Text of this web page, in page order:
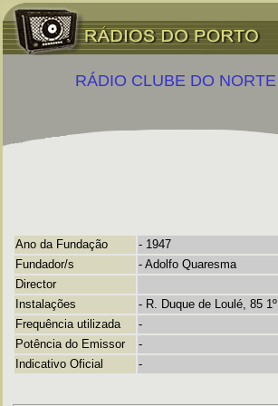
Ano da Fundação
- 1947
Fundador/s
- Adolfo Quaresma
Director
Instalações
- R. Duque de Loulé, 85 1º
Frequência utilizada
-
Potência do Emissor
-
Indicativo Oficial
-
RÁDIO CLUBE DO NORTE